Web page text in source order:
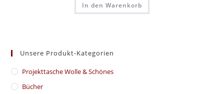
In den Warenkorb
Unsere Produkt-Kategorien
​Projekttasche Wolle & Schönes
Bücher